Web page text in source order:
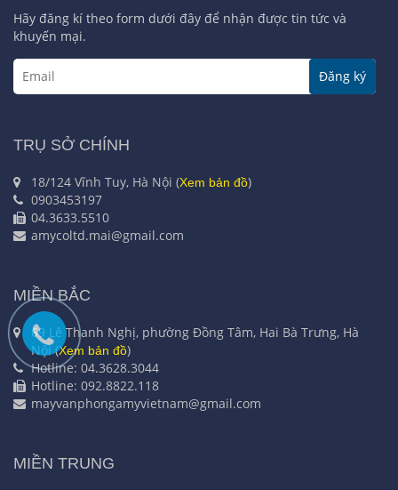
Hãy đăng kí theo form dưới đây để nhận được tin tức và
khuyến mại.
Đăng ký
TRỤ SỞ CHÍNH
18/124 Vĩnh Tuy, Hà Nội (Xem bản đồ)
0903453197
04.3633.5510
amycoltd.mai@gmail.com
MIỀN BẮC
69 Lê Thanh Nghị, phường Đồng Tâm, Hai Bà Trưng, Hà
Nội (Xem bản đồ)
Hotline: 04.3628.3044
Hotline: 092.8822.118
mayvanphongamyvietnam@gmail.com
MIỀN TRUNG